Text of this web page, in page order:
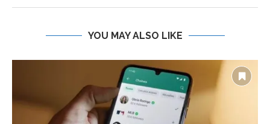
YOU MAY ALSO LIKE